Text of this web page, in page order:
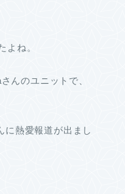
よね。
んのユニットで、
に熱愛報道が出まし